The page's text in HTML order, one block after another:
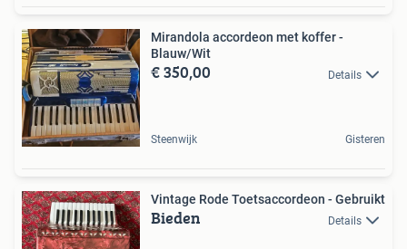
Mirandola accordeon met koffer -
Blauw/Wit
€ 350,00 Details
Steenwijk Gisteren
Vintage Rode Toetsaccordeon - Gebruikt
Bieden Details